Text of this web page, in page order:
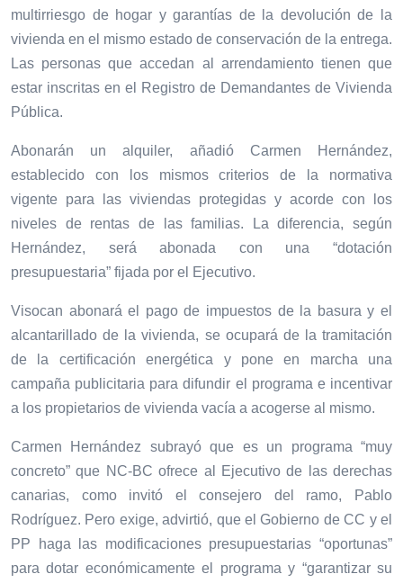
multirriesgo de hogar y garantías de la devolución de la
vivienda en el mismo estado de conservación de la entrega.
Las personas que accedan al arrendamiento tienen que
estar inscritas en el Registro de Demandantes de Vivienda
Pública.
Abonarán un alquiler, añadió Carmen Hernández,
establecido con los mismos criterios de la normativa
vigente para las viviendas protegidas y acorde con los
niveles de rentas de las familias. La diferencia, según
Hernández, será abonada con una “dotación
presupuestaria” fijada por el Ejecutivo.
Visocan abonará el pago de impuestos de la basura y el
alcantarillado de la vivienda, se ocupará de la tramitación
de la certificación energética y pone en marcha una
campaña publicitaria para difundir el programa e incentivar
a los propietarios de vivienda vacía a acogerse al mismo.
Carmen Hernández subrayó que es un programa “muy
concreto” que NC-BC ofrece al Ejecutivo de las derechas
canarias, como invitó el consejero del ramo, Pablo
Rodríguez. Pero exige, advirtió, que el Gobierno de CC y el
PP haga las modificaciones presupuestarias “oportunas”
para dotar económicamente el programa y “garantizar su